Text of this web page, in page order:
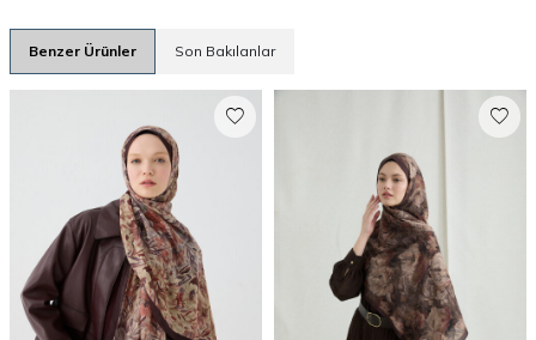
Benzer Ürünler Son Bakılanlar